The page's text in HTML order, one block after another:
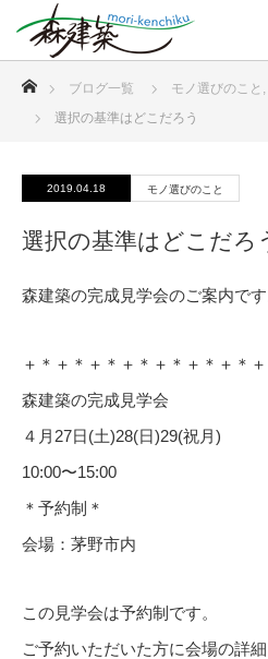
ブログ一覧 モノ選びのこと ,
選択の基準はどこだろう
2019.04.18 モノ選びのこと
選択の基準はどこだろ
森建築の完成見学会のご案内です
＋＊＋＊＋＊＋＊＋＊＋＊＋＊
森建築の完成見学会
４月27日(土)28(日)29(祝月)
10:00〜15:00
＊予約制＊
会場：茅野市内
この見学会は予約制です。
ご予約いただいた方に会場の詳